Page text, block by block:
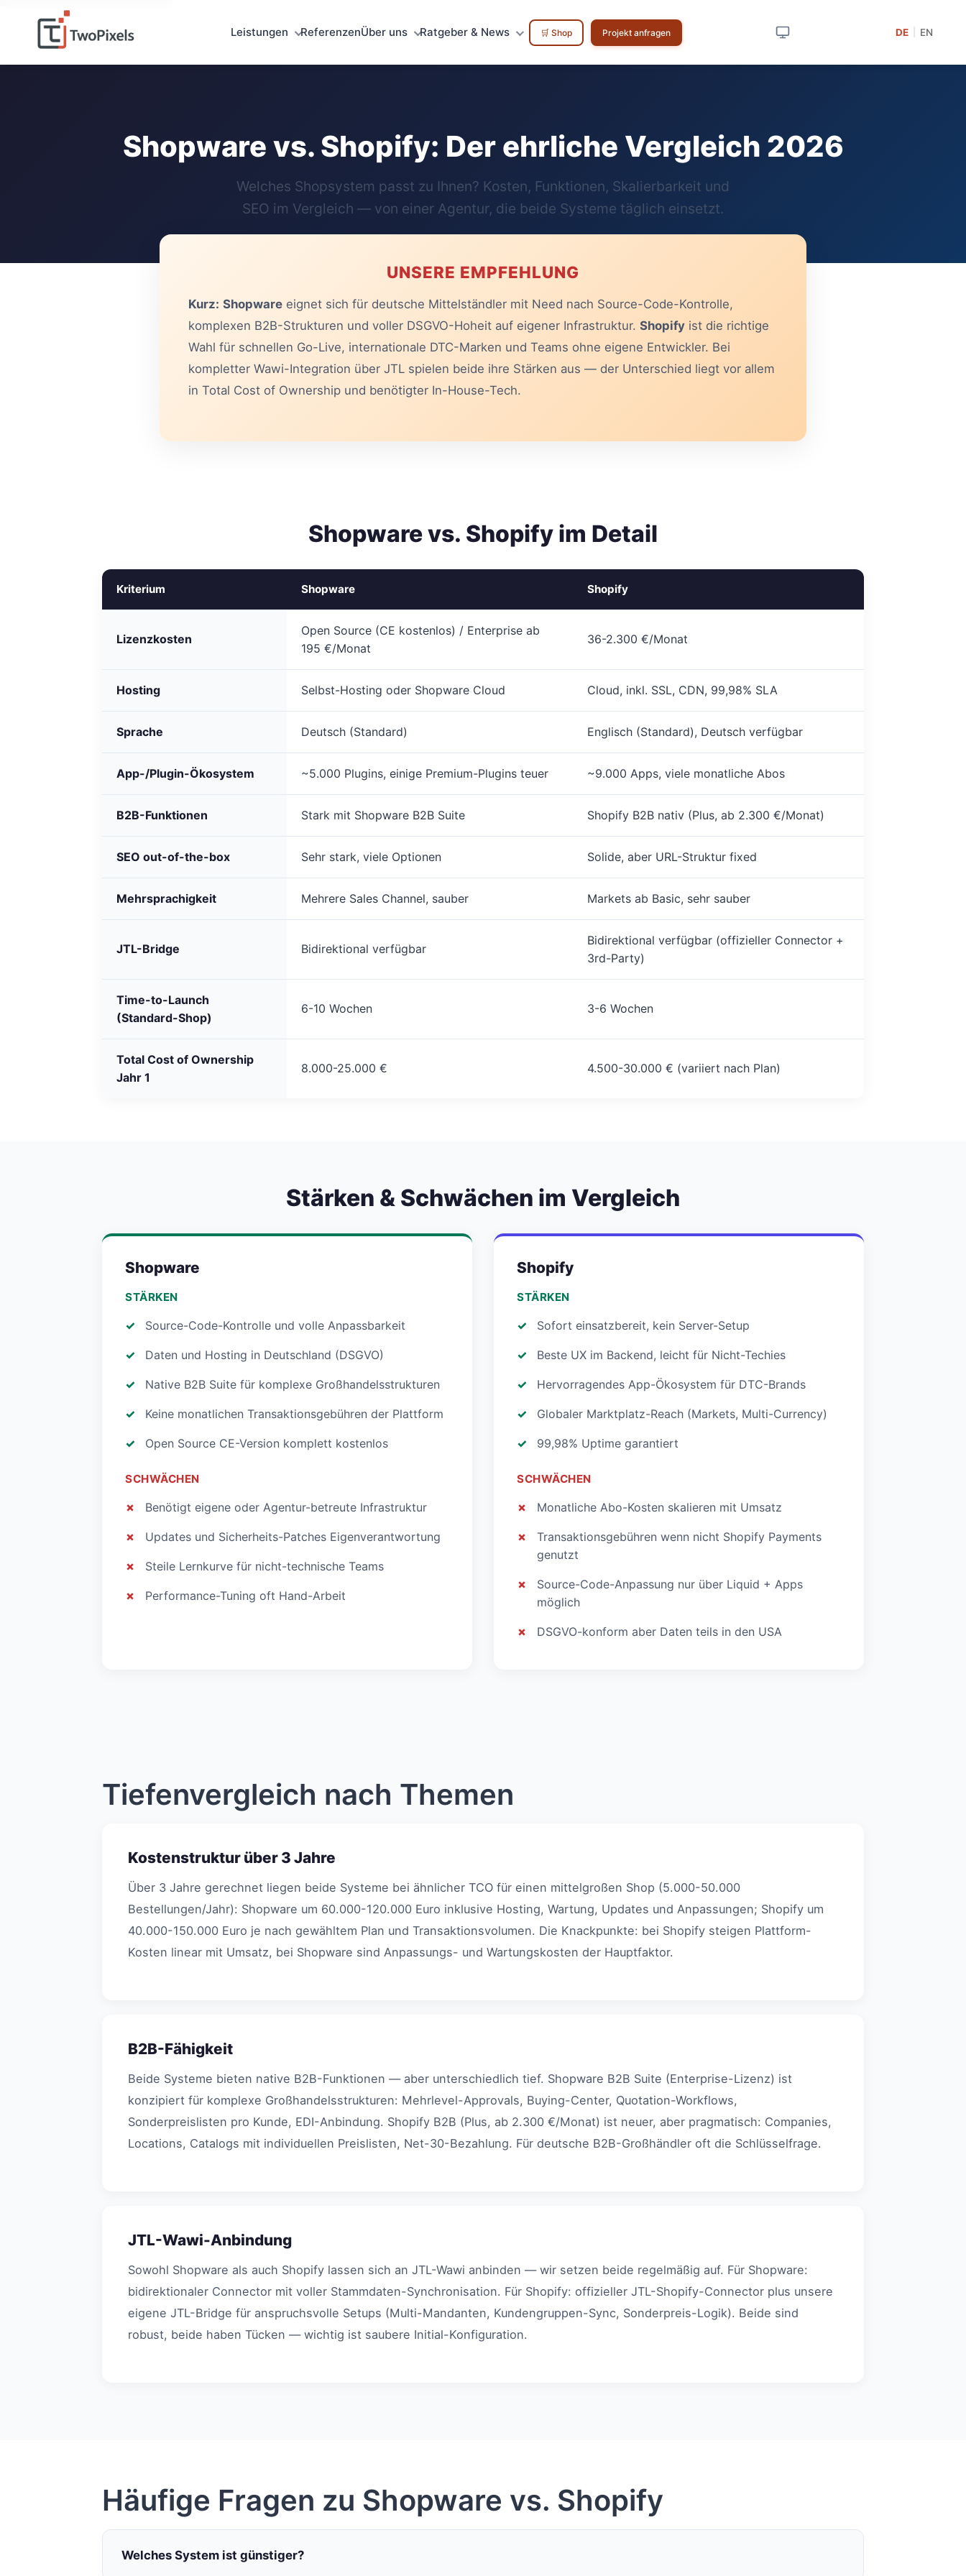
Leistungen ReferenzenÜber uns Ratgeber & News 🛒 Shop Projekt anfragen DE EN
Shopware vs. Shopify: Der ehrliche Vergleich 2026
Welches Shopsystem passt zu Ihnen? Kosten, Funktionen, Skalierbarkeit und
SEO im Vergleich — von einer Agentur, die beide Systeme täglich einsetzt.
UNSERE EMPFEHLUNG
Kurz: Shopware eignet sich für deutsche Mittelständler mit Need nach Source-Code-Kontrolle,
komplexen B2B-Strukturen und voller DSGVO-Hoheit auf eigener Infrastruktur. Shopify ist die richtige
Wahl für schnellen Go-Live, internationale DTC-Marken und Teams ohne eigene Entwickler. Bei
kompletter Wawi-Integration über JTL spielen beide ihre Stärken aus — der Unterschied liegt vor allem
in Total Cost of Ownership und benötigter In-House-Tech.
Shopware vs. Shopify im Detail
Kriterium Shopware Shopify
Lizenzkosten
Open Source (CE kostenlos) / Enterprise ab
195 €/Monat
36-2.300 €/Monat
Hosting Selbst-Hosting oder Shopware Cloud Cloud, inkl. SSL, CDN, 99,98% SLA
Sprache Deutsch (Standard) Englisch (Standard), Deutsch verfügbar
App-/Plugin-Ökosystem ~5.000 Plugins, einige Premium-Plugins teuer ~9.000 Apps, viele monatliche Abos
B2B-Funktionen Stark mit Shopware B2B Suite Shopify B2B nativ (Plus, ab 2.300 €/Monat)
SEO out-of-the-box Sehr stark, viele Optionen Solide, aber URL-Struktur fixed
Mehrsprachigkeit Mehrere Sales Channel, sauber Markets ab Basic, sehr sauber
JTL-Bridge Bidirektional verfügbar
Bidirektional verfügbar (offizieller Connector +
3rd-Party)
Time-to-Launch
(Standard-Shop)
6-10 Wochen 3-6 Wochen
Total Cost of Ownership
Jahr 1
8.000-25.000 € 4.500-30.000 € (variiert nach Plan)
Stärken & Schwächen im Vergleich
Shopware
STÄRKEN
Source-Code-Kontrolle und volle Anpassbarkeit
Daten und Hosting in Deutschland (DSGVO)
Native B2B Suite für komplexe Großhandelsstrukturen
Keine monatlichen Transaktionsgebühren der Plattform
Open Source CE-Version komplett kostenlos
SCHWÄCHEN
Benötigt eigene oder Agentur-betreute Infrastruktur
Updates und Sicherheits-Patches Eigenverantwortung
Steile Lernkurve für nicht-technische Teams
Performance-Tuning oft Hand-Arbeit
Shopify
STÄRKEN
Sofort einsatzbereit, kein Server-Setup
Beste UX im Backend, leicht für Nicht-Techies
Hervorragendes App-Ökosystem für DTC-Brands
Globaler Marktplatz-Reach (Markets, Multi-Currency)
99,98% Uptime garantiert
SCHWÄCHEN
Monatliche Abo-Kosten skalieren mit Umsatz
Transaktionsgebühren wenn nicht Shopify Payments
genutzt
Source-Code-Anpassung nur über Liquid + Apps
möglich
DSGVO-konform aber Daten teils in den USA
Tiefenvergleich nach Themen
Kostenstruktur über 3 Jahre
Über 3 Jahre gerechnet liegen beide Systeme bei ähnlicher TCO für einen mittelgroßen Shop (5.000-50.000
Bestellungen/Jahr): Shopware um 60.000-120.000 Euro inklusive Hosting, Wartung, Updates und Anpassungen; Shopify um
40.000-150.000 Euro je nach gewähltem Plan und Transaktionsvolumen. Die Knackpunkte: bei Shopify steigen Plattform-
Kosten linear mit Umsatz, bei Shopware sind Anpassungs- und Wartungskosten der Hauptfaktor.
B2B-Fähigkeit
Beide Systeme bieten native B2B-Funktionen — aber unterschiedlich tief. Shopware B2B Suite (Enterprise-Lizenz) ist
konzipiert für komplexe Großhandelsstrukturen: Mehrlevel-Approvals, Buying-Center, Quotation-Workflows,
Sonderpreislisten pro Kunde, EDI-Anbindung. Shopify B2B (Plus, ab 2.300 €/Monat) ist neuer, aber pragmatisch: Companies,
Locations, Catalogs mit individuellen Preislisten, Net-30-Bezahlung. Für deutsche B2B-Großhändler oft die Schlüsselfrage.
JTL-Wawi-Anbindung
Sowohl Shopware als auch Shopify lassen sich an JTL-Wawi anbinden — wir setzen beide regelmäßig auf. Für Shopware:
bidirektionaler Connector mit voller Stammdaten-Synchronisation. Für Shopify: offizieller JTL-Shopify-Connector plus unsere
eigene JTL-Bridge für anspruchsvolle Setups (Multi-Mandanten, Kundengruppen-Sync, Sonderpreis-Logik). Beide sind
robust, beide haben Tücken — wichtig ist saubere Initial-Konfiguration.
Häufige Fragen zu Shopware vs. Shopify
Welches System ist günstiger?